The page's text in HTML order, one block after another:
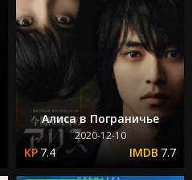
Алиса в Пограничье
2020-12-10
7.4 7.7